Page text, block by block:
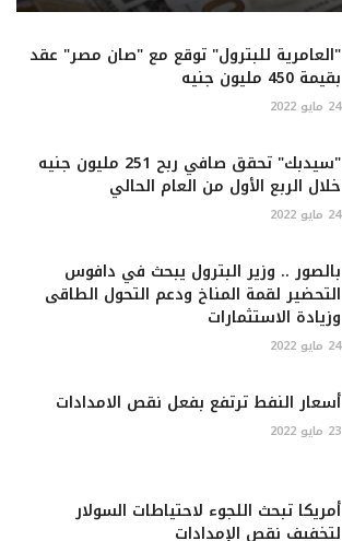
"العامرية للبترول" توقع مع "صان مصر" عقد
بقيمة 450 مليون جنيه
24 مايو 2022
"سيدبك" تحقق صافي ربح 251 مليون جنيه
خلال الربع الأول من العام الحالي
24 مايو 2022
بالصور .. وزير البترول يبحث في دافوس
التحضير لقمة المناخ ودعم التحول الطاقى
وزيادة الاستثمارات
24 مايو 2022
أسعار النفط ترتفع بفعل نقص الامدادات
23 مايو 2022
أمريكا تبحث اللجوء لاحتياطات السولار
لتخفيف نقص الإمدادات